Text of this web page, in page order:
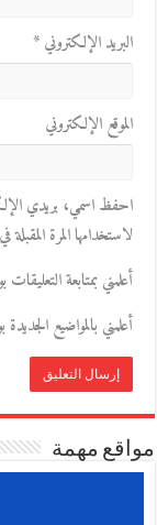
البريد الإلكتروني*
الموقع الإلكتروني
احفظ اسمي، بريدي
لاستخدامها المرة المقبلة
أعلمني بمتابعة
أعلمني بالمواضيع
مواقع مهمة